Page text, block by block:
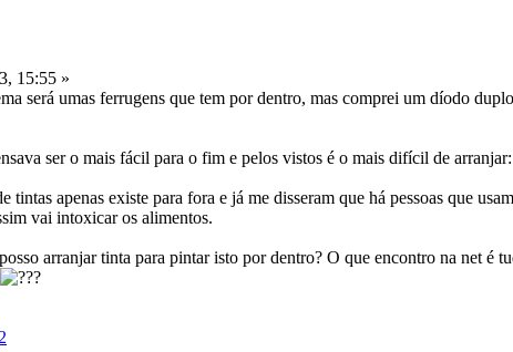
15:55 »
será umas ferrugens que tem por dentro, mas comprei um díodo
ser o mais fácil para o fim e pelos vistos é o mais difícil de arranjar:
tintas apenas existe para fora e já me disseram que há pessoas que
vai intoxicar os alimentos.
arranjar tinta para pintar isto por dentro? O que encontro na net é